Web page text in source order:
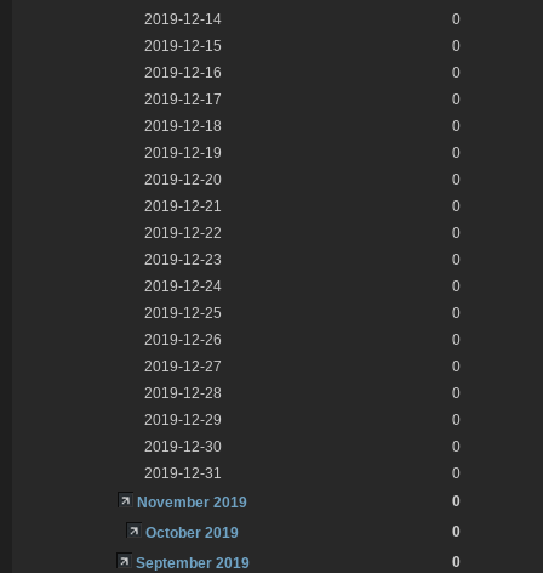
2019-12-14
0
2019-12-15
0
2019-12-16
0
2019-12-17
0
2019-12-18
0
2019-12-19
0
2019-12-20
0
2019-12-21
0
2019-12-22
0
2019-12-23
0
2019-12-24
0
2019-12-25
0
2019-12-26
0
2019-12-27
0
2019-12-28
0
2019-12-29
0
2019-12-30
0
2019-12-31
0
November 2019
0
October 2019
0
September 2019
0